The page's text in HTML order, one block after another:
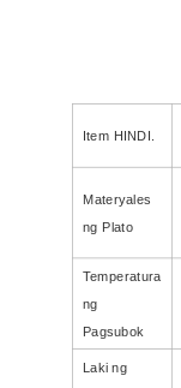
Item HINDI.
Materyales
ng Plato
Temperatura
ng
Pagsubok
Laki ng